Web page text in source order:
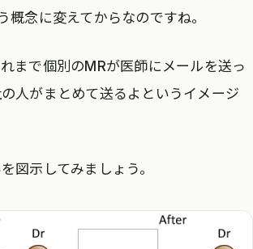
概念に変えてからなのですね。
まで個別のMRが医師にメールを送っ
人がまとめて送るよというイメージ
図示してみましょう。